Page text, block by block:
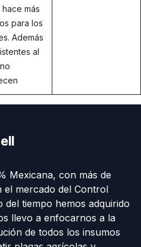
más
para los
Además
al
Mexicana, con más de
el mercado del Control
del tiempo hemos adquirido
llevo a enfocarnos a la
de todos los insumos